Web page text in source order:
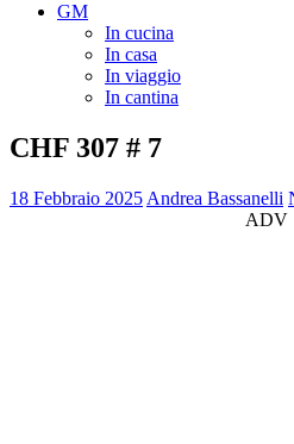
GM
In cucina
In casa
In viaggio
In cantina
CHF 307 # 7
18 Febbraio 2025 Andrea Bassanelli
ADV